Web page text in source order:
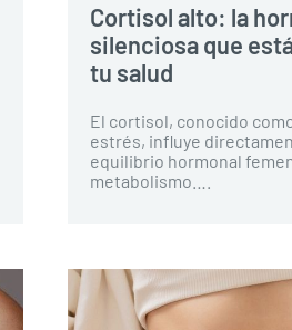
Cortisol alto: la
silenciosa que
tu salud
El cortisol, conocido
estrés, influye
equilibrio hormonal
metabolismo….